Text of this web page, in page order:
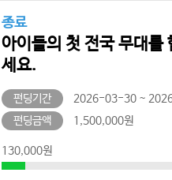
종료
아이들의 첫 전국 무대를
세요.
펀딩기간
2026-03-30 ~
펀딩금액
1,500,000원
130,000원